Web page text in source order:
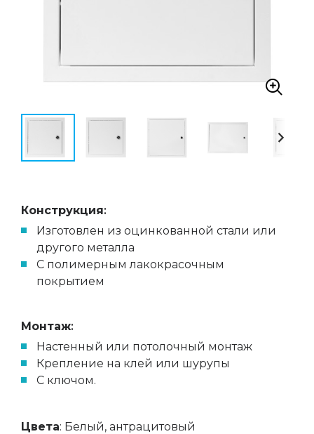
Конструкция:
Изготовлен из оцинкованной стали или
другого металла
C полимерным лакокрасочным
покрытием
Монтаж:
Настенный или потолочный монтаж
Крепление на клей или шурупы
C ключом.
Цвета: Белый, антрацитовый